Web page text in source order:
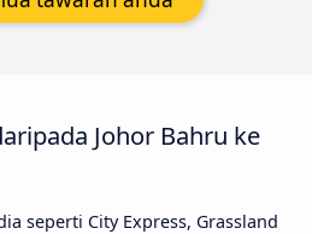
Johor Bahru ke
seperti City Express, Grassland